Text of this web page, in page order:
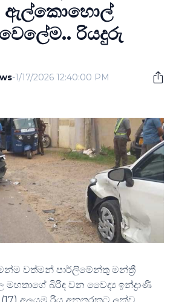
ඇල්කොහොල්
රියදුරු
-1/17/2026 12:40:00 PM
වත්මන් පාර්ලිමේන්තු මන්ත්‍රී
මහතාගේ බිරිඳ වන වෛද්‍ය ඉන්ද්‍රාණි